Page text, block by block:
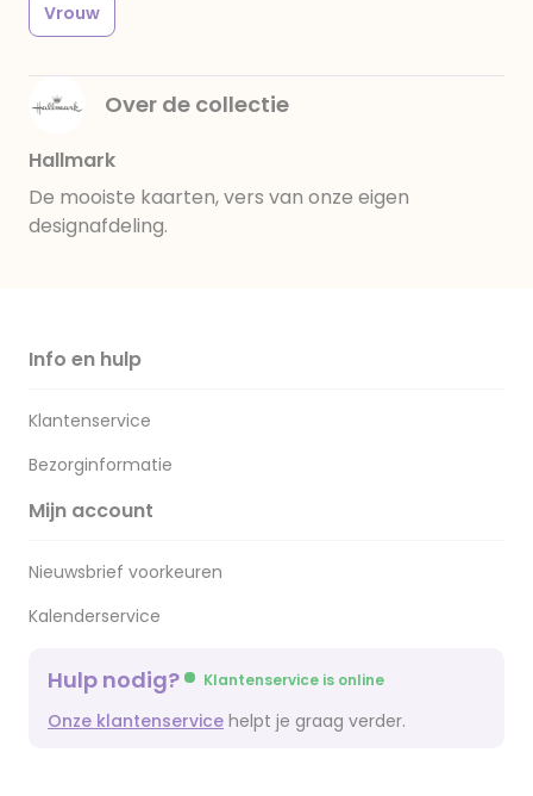
Vrouw
Over de collectie
Hallmark
De mooiste kaarten, vers van onze eigen
designafdeling.
Info en hulp
Klantenservice
Bezorginformatie
Mijn account
Nieuwsbrief voorkeuren
Kalenderservice
Hulp nodig? Klantenservice is online
Onze klantenservice helpt je graag verder.